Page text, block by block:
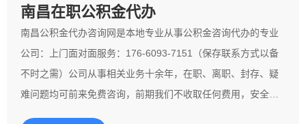
南昌在职公积金代办
南昌公积金代办咨询网是本地专业从事公积金咨询代办的专业
公司：上门面对面服务：176-6093-7151（保存联系方式以备
不时之需）公司从事相关业务十余年，在职、离职、封存、疑
难问题均可前来免费咨询，前期我们不收取任何费用，安全可